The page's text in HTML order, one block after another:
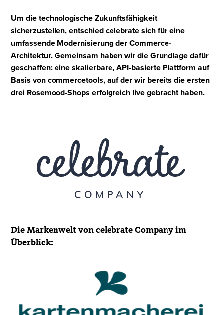
Um die technologische Zukunftsfähigkeit
sicherzustellen, entschied celebrate sich für eine
umfassende Modernisierung der Commerce-
Architektur. Gemeinsam haben wir die Grundlage dafür
geschaffen: eine skalierbare, API-basierte Plattform auf
Basis von commercetools, auf der wir bereits die ersten
drei Rosemood-Shops erfolgreich live gebracht haben.
Die Markenwelt von celebrate Company im
Überblick: